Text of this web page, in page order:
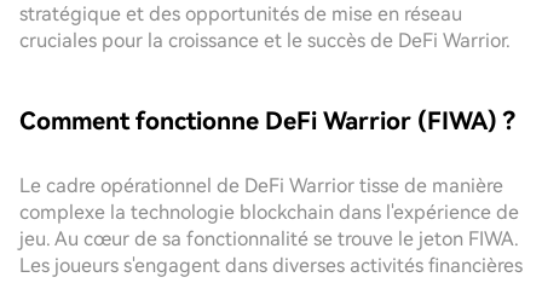
stratégique et des opportunités de mise en réseau
cruciales pour la croissance et le succès de DeFi Warrior.
Comment fonctionne DeFi Warrior (FIWA) ?
Le cadre opérationnel de DeFi Warrior tisse de manière
complexe la technologie blockchain dans l'expérience de
jeu. Au cœur de sa fonctionnalité se trouve le jeton FIWA.
Les joueurs s'engagent dans diverses activités financières